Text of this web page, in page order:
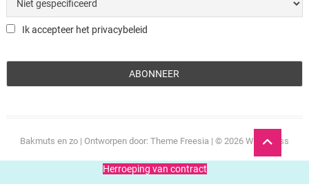
Ik accepteer het privacybeleid
Bakmuts en zo| Ontworpen door: Theme Freesia | © 2026 WordPress
Herroeping van contract